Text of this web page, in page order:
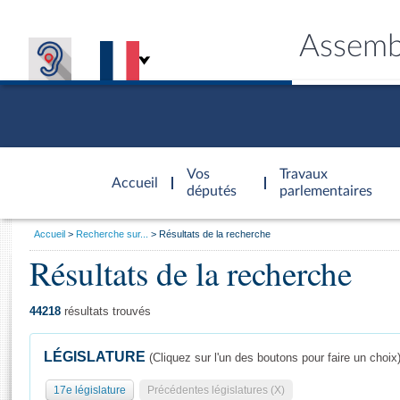
Accueil
d'accueil
Vos
députés
Travaux
parlementaires
Général
Vous
Accueil Recherche sur... Résultats de la recherche
Résultats de la recherche
44218 résultats trouvés
LÉGISLATURE (Cliquez sur l'un des boutons pour faire un choix)
17e législature Précédentes législatures (X)